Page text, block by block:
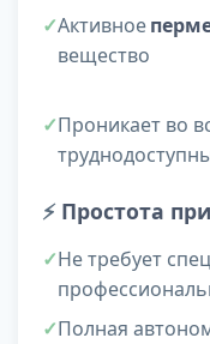
Активное
вещество
Проникает во
⚡ Простота
Не требует
Полная